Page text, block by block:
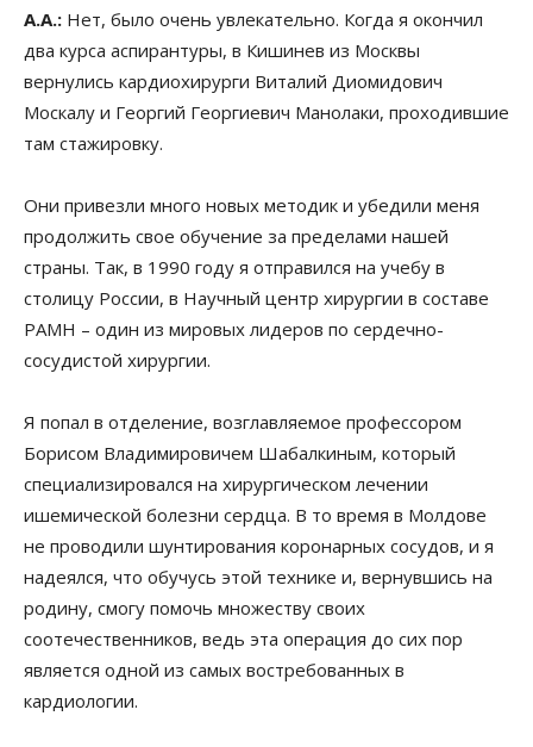
А.А.: Нет, было очень увлекательно. Когда я окончил
два курса аспирантуры, в Кишинев из Москвы
вернулись кардиохирурги Виталий Диомидович
Москалу и Георгий Георгиевич Манолаки, проходившие
там стажировку.
Они привезли много новых методик и убедили меня
продолжить свое обучение за пределами нашей
страны. Так, в 1990 году я отправился на учебу в
столицу России, в Научный центр хирургии в составе
РАМН – один из мировых лидеров по сердечно-
сосудистой хирургии.
Я попал в отделение, возглавляемое профессором
Борисом Владимировичем Шабалкиным, который
специализировался на хирургическом лечении
ишемической болезни сердца. В то время в Молдове
не проводили шунтирования коронарных сосудов, и я
надеялся, что обучусь этой технике и, вернувшись на
родину, смогу помочь множеству своих
соотечественников, ведь эта операция до сих пор
является одной из самых востребованных в
кардиологии.